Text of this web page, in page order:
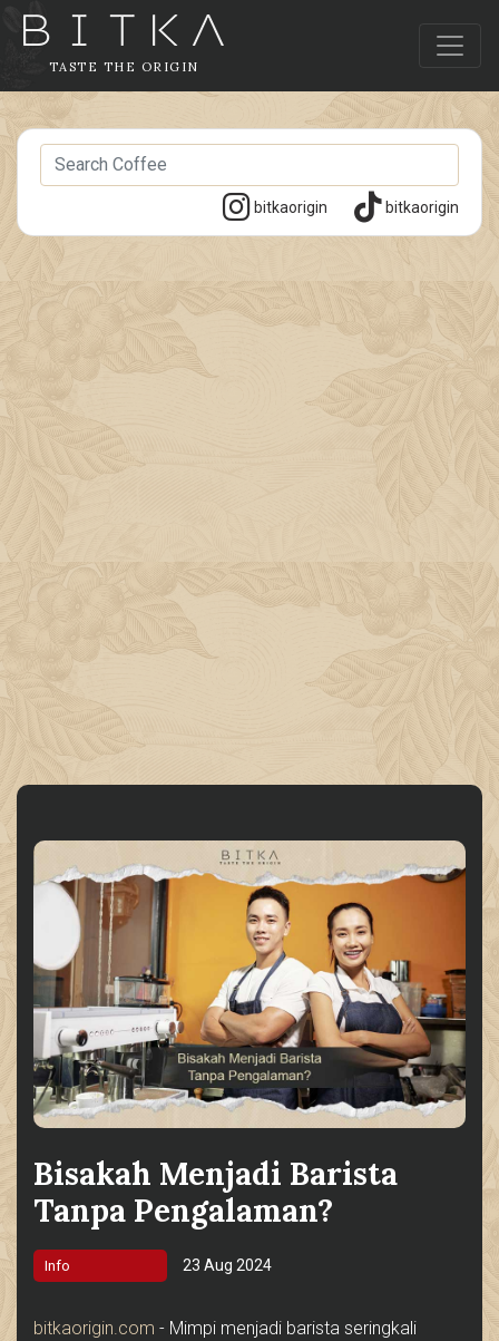
TASTE THE ORIGIN
bitkaorigin bitkaorigin
Bisakah Menjadi Barista
Tanpa Pengalaman?
Info 23 Aug 2024
bitkaorigin.com - Mimpi menjadi barista seringkali